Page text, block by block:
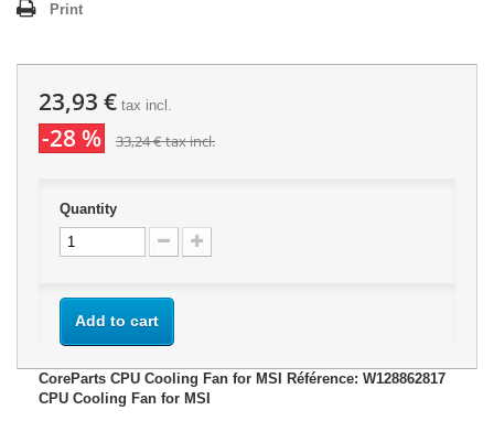
Print
23,93 € tax incl.
-28 % 33,24 €tax incl.
Quantity
Add to cart
CoreParts CPU Cooling Fan for MSI Référence: W128862817
CPU Cooling Fan for MSI